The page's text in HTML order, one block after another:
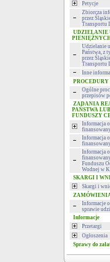
Petycje
Zbiorcza
przez
Transportu
UDZIELANIE
Udzielanie
Państwa, z
przez
Transportu
Inne
Ogólne
przepisów
ZADANIA
PAŃSTWA
FUNDUSZY
Informacja
Informacja
Informacja
Funduszu
Wodnej w
SKARGI I
Skargi i
Informacje
sprawie
Informacje
Przetargi
Ogłoszenia
Sprawy do